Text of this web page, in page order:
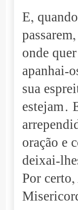
E,
onde
apanhai-
sua
estejam.
oração e
deixai-
Por